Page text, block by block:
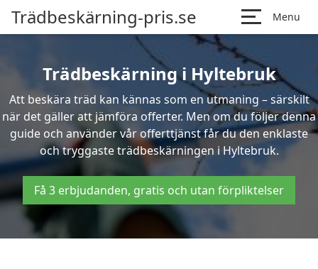
Trädbeskärning-pris.se Menu
Trädbeskärning i Hyltebruk
Att beskära träd kan kännas som en utmaning – särskilt
när det gäller att jämföra offerter. Men om du följer denna
guide och använder vår offerttjänst får du den enklaste
och tryggaste trädbeskärningen i Hyltebruk.
Få 3 erbjudanden, gratis och utan förpliktelser